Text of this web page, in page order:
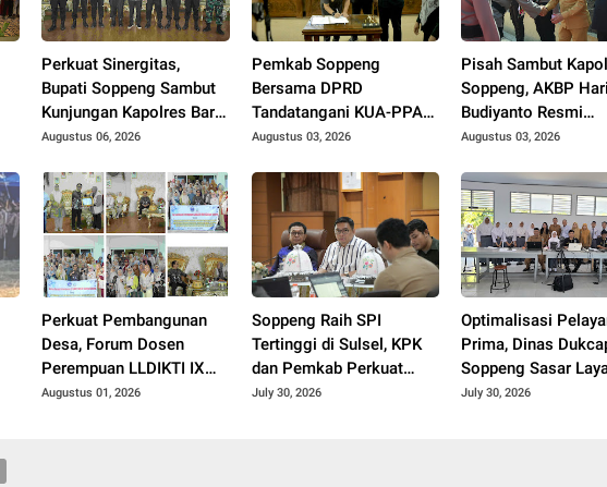
Perkuat Sinergitas,
Bupati Soppeng Sambut
Kunjungan Kapolres Baru
di Rumah Jabatan
Augustus 06, 2026
Pemkab Soppeng
Bersama DPRD
Tandatangani KUA-PPAS
APBD 2027
Augustus 03, 2026
Pisah Sambut
Soppeng, AKBP Hari
Budiyanto Resmi
Gantikan AKBP
Augustus 03, 2026
Perkuat Pembangunan
Desa, Forum Dosen
Perempuan LLDIKTI IX
Sultanbatara Kunjungi
Augustus 01, 2026
Soppeng Raih SPI
Tertinggi di Sulsel, KPK
dan Pemkab Perkuat
Koordinasi Pencegahan
July 30, 2026
Optimalisasi
Prima, Dinas
Soppeng Sasar
Perekaman e-KTP di
July 30, 2026